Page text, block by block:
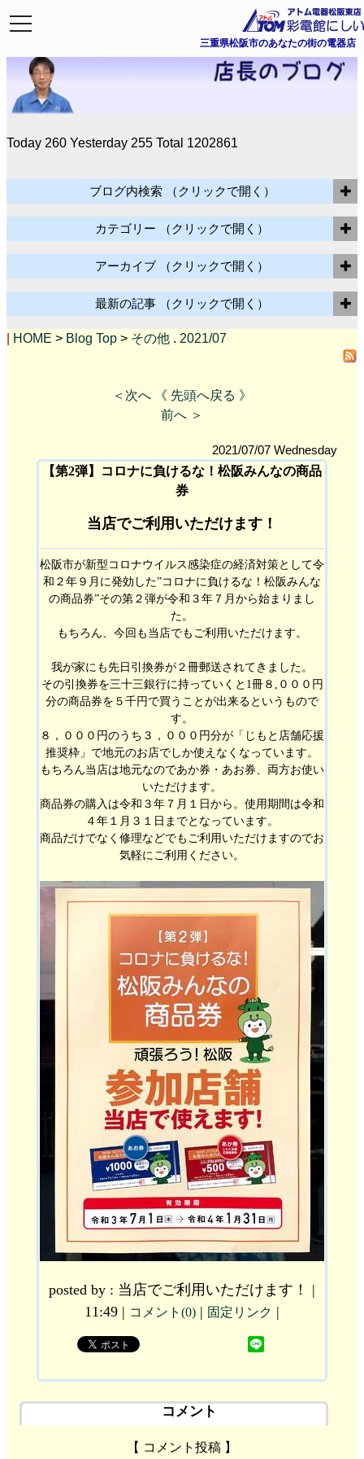
三重県松阪市のあなたの街の電器店
toggle
navigation
Today 260 Yesterday 255 Total 1202861
ブログ内検索 （クリックで開く）
カテゴリー （クリックで開く）
アーカイブ （クリックで開く）
最新の記事 （クリックで開く）
HOME > Blog Top > その他 . 2021/07
＜次へ
《 先頭へ戻る 》
前へ ＞
2021/07/07 Wednesday
【第2弾】コロナに負けるな！松阪みんなの商品
券
当店でご利用いただけます！
松阪市が新型コロナウイルス感染症の経済対策として令
和２年９月に発効した”コロナに負けるな！松阪みんな
の商品券”その第２弾が令和３年７月から始まりまし
た。
もちろん、今回も当店でもご利用いただけます。
我が家にも先日引換券が２冊郵送されてきました。
その引換券を三十三銀行に持っていくと1冊８,０００円
分の商品券を５千円で買うことが出来るというもので
す。
８，０００円のうち３，０００円分が「じもと店舗応援
推奨枠」で地元のお店でしか使えなくなっています。
もちろん当店は地元なのであか券・あお券、両方お使い
いただけます。
商品券の購入は令和３年７月１日から。使用期間は令和
４年１月３１日までとなっています。
商品だけでなく修理などでもご利用いただけますのでお
気軽にご利用ください。
posted by : 当店でご利用いただけます！ |
11:49 | コメント(0) | 固定リンク |
コメント
【 コメント投稿 】